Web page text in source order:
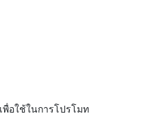
อใช้ในการโปรโมท